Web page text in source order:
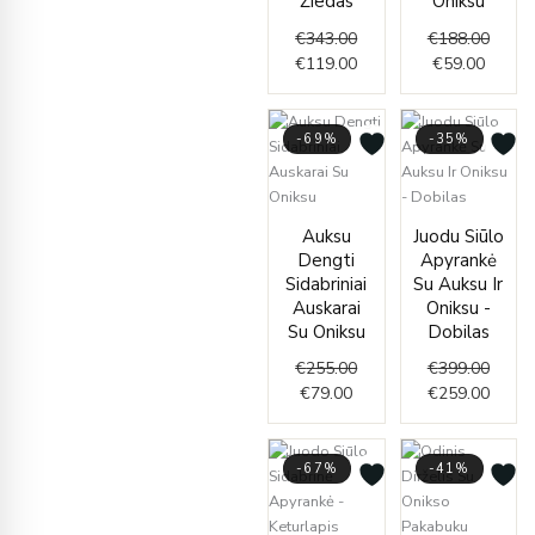
€343.00
€119.00
€188.00
€59.00
-69%
Auksu
Dengti
Sidabriniai
Auskarai
Su Oniksu
€255.00
€255.00.
€79.00
is:
€79.00.
-35%
Juodu Siūlo
Apyrankė
Su Auksu Ir
Oniksu -
Dobilas
€399.00
price
was:
€259.00
price
is:
-67% -41%